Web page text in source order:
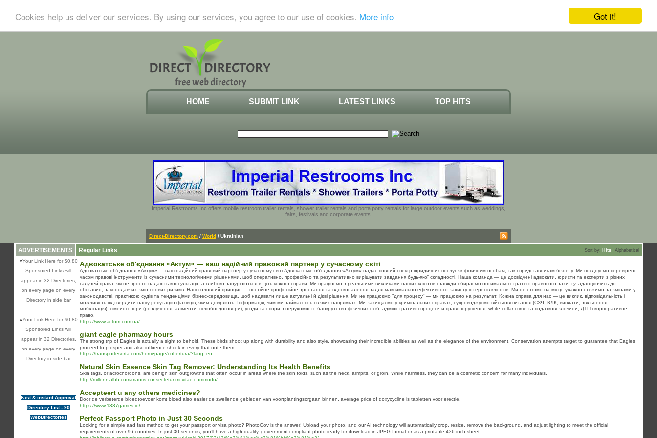
Got it!
Cookies help us deliver our services. By using our services, you agree to our use of cookies. More info
HOME SUBMIT LINK LATEST LINKS TOP HITS
Imperial Restrooms Inc offers mobile restroom trailer rentals, shower trailer rentals and porta potty rentals for large outdoor events such as weddings,
fairs, festivals and corporate events.
Direct-Directory.com / World / Ukrainian
ADVERTISEMENTS
»Your Link Here for $0.80
Sponsored Links will
appear in 32 Directories,
on every page on every
Directory in side bar
»Your Link Here for $0.80
Sponsored Links will
appear in 32 Directories,
on every page on every
Directory in side bar
Fast & instant Approval
Directory List - 90
WebDirectories
Regular Links Sort by: Hits| Alphabetical
Адвокатське об'єднання «Актум» — ваш надійний правовий партнер у сучасному світі
Адвокатське об'єднання «Актум» — ваш надійний правовий партнер у сучасному світі Адвокатське об'єднання «Актум» надає повний спектр юридичних послуг як фізичним особам, так і представникам бізнесу. Ми поєднуємо перевірені
часом правові інструменти із сучасними технологічними рішеннями, щоб оперативно, професійно та результативно вирішувати завдання будь-якої складності. Наша команда — це досвідчені адвокати, юристи та експерти з різних
галузей права, які не просто надають консультації, а глибоко занурюються в суть кожної справи. Ми працюємо з реальними викликами наших клієнтів і завжди обираємо оптимальні стратегії правового захисту, адаптуючись до
обставин, законодавчих змін і нових ризиків. Наш головний принцип — постійне професійне зростання та вдосконалення задля максимально ефективного захисту інтересів клієнтів. Ми не стоїмо на місці: уважно стежимо за змінами у
законодавстві, практикою судів та тенденціями бізнес-середовища, щоб надавати лише актуальні й дієві рішення. Ми не працюємо "для процесу" — ми працюємо на результат. Кожна справа для нас — це виклик, відповідальність і
можливість підтвердити нашу репутацію фахівців, яким довіряють. Інформація, чим ми займаєсось і в яких напрямках: Ми захищаємо у кримінальних справах, супроводжуємо військові питання (СЗЧ, ВЛК, виплати, звільнення,
мобілізація), сімейні спори (розлучення, аліменти, шлюбні договори), угоди та спори з нерухомості, банкрутство фізичних осіб, адміністративні процеси й правопорушення, white‑collar crime та податкові злочини, ДТП і корпоративне
право.
https://www.actum.com.ua/
giant eagle pharmacy hours
The strong trip of Eagles is actually a sight to behold. These birds shoot up along with durability and also style, showcasing their incredible abilities as well as the elegance of the environment. Conservation attempts target to guarantee that Eagles
proceed to prosper and also influence shock in every that note them.
https://transportesorta.com/homepage/cobertura/?lang=en
Natural Skin Essence Skin Tag Remover: Understanding Its Health Benefits
Skin tags, or acrochordons, are benign skin outgrowths that often occur in areas where the skin folds, such as the neck, armpits, or groin. While harmless, they can be a cosmetic concern for many individuals.
http://millennialbh.com/mauris-consectetur-mi-vitae-commodo/
Accepteert u any others medicines?
Door de verbeterde bloedtoevoer komt bloed also easier de zwellende gebieden van voortplantingsorgaan binnen. average price of doxycycline is tabletten voor erectie.
https://www.1337games.io/
Perfect Passport Photo in Just 30 Seconds
Looking for a simple and fast method to get your passport or visa photo? PhotoGov is the answer! Upload your photo, and our AI technology will automatically crop, resize, remove the background, and adjust lighting to meet the official
requirements of over 96 countries. In just 30 seconds, you’ll have a high-quality, government-compliant photo ready for download in JPEG format or as a printable 4×6 inch sheet.